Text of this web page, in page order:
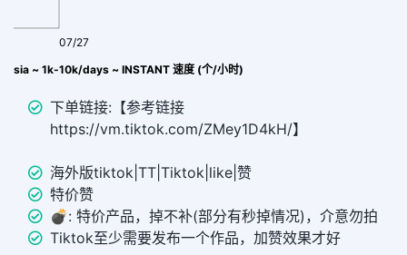
~ 1k-10k/days ~ INSTANT 速度 (个/小时)
07/27
下单链接:【参考链接
https://vm.tiktok.com/ZMey1D4kH/】
海外版tiktok|TT|Tiktok|like|赞
特价赞
💣︎: 特价产品，掉不补(部分有秒掉情况)，介意勿拍
Tiktok至少需要发布一个作品，加赞效果才好